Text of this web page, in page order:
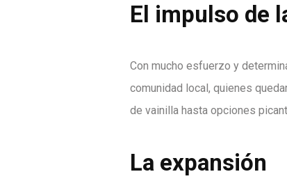
El impulso de
Con mucho esfuerzo y
comunidad local, quienes
de vainilla hasta opciones
La expansión